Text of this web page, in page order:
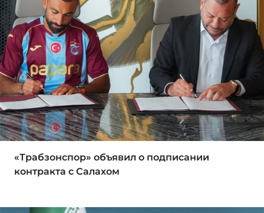
«Трабзонспор» объявил о подписании
контракта с Салахом